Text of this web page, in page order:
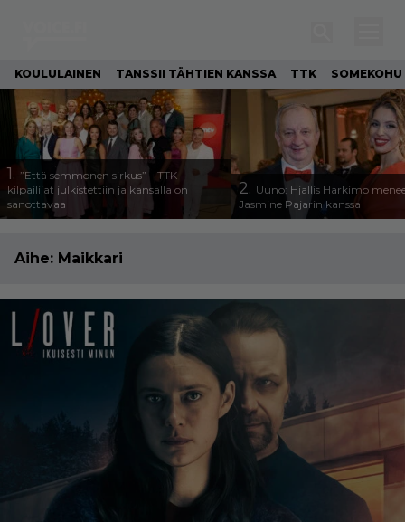
KOULULAINEN TANSSII TÄHTIEN KANSSA TTK SOMEKOHU
1. ”Että semmonen sirkus” – TTK-
kilpailijat julkistettiin ja kansalla on
sanottavaa
2. Uuno: Hjallis Harkimo
Jasmine Pajarin kanssa
Aihe: Maikkari